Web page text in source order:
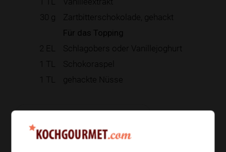
30 g Zartbitterschokolade, gehackt
Für das Topping
2 EL
Schlagobers oder Vanillejoghurt
1 TL
Schokoraspel
1 TL gehackte Nüsse
Zur Einkaufsliste hinzufügen